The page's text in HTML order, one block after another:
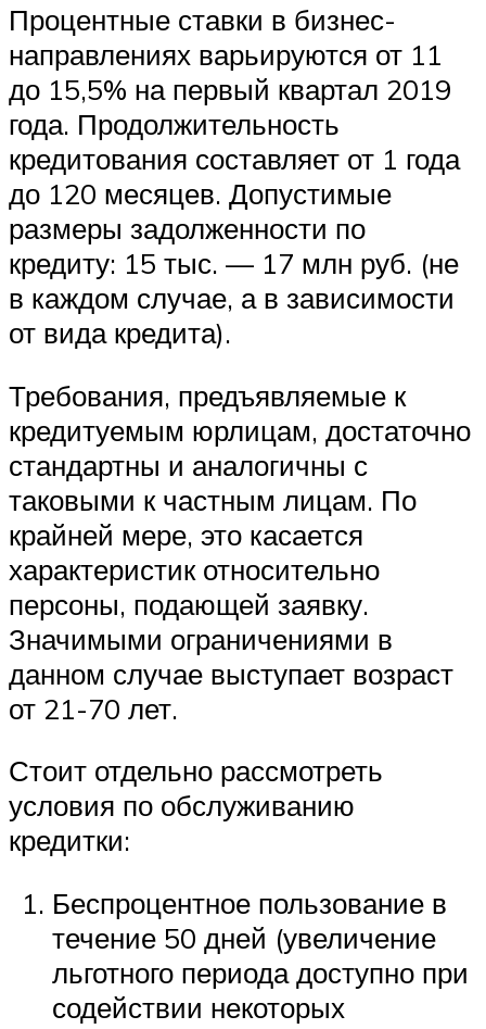
Процентные ставки в бизнес-
направлениях варьируются от 11
до 15,5% на первый квартал 2019
года. Продолжительность
кредитования составляет от 1 года
до 120 месяцев. Допустимые
размеры задолженности по
кредиту: 15 тыс. — 17 млн руб. (не
в каждом случае, а в зависимости
от вида кредита).
Требования, предъявляемые к
кредитуемым юрлицам, достаточно
стандартны и аналогичны с
таковыми к частным лицам. По
крайней мере, это касается
характеристик относительно
персоны, подающей заявку.
Значимыми ограничениями в
данном случае выступает возраст
от 21-70 лет.
Стоит отдельно рассмотреть
условия по обслуживанию
кредитки:
Беспроцентное пользование в
течение 50 дней (увеличение
льготного периода доступно при
содействии некоторых